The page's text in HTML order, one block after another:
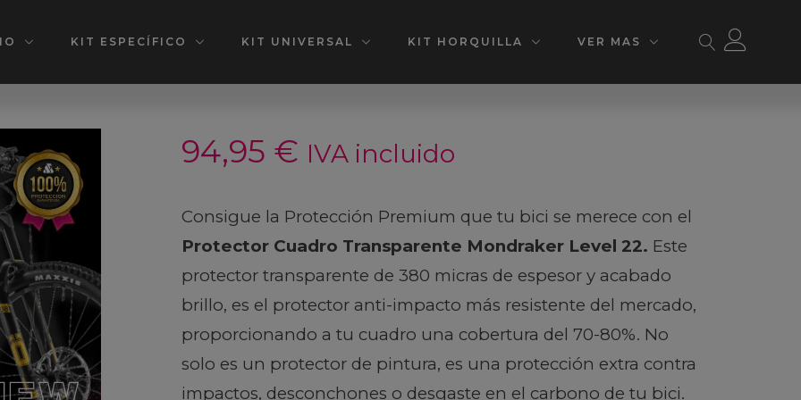
KIT ESPECÍFICO KIT UNIVERSAL KIT HORQUILLA VER MAS
94,95 € IVA incluido
Consigue la Protección Premium que tu bici se merece con el
Protector Cuadro Transparente Mondraker Level 22. Este
protector transparente de 380 micras de espesor y acabado
brillo, es el protector anti-impacto más resistente del mercado,
proporcionando a tu cuadro una cobertura del 70-80%. No
solo es un protector de pintura, es una protección extra contra
impactos, desconchones o desgaste en el carbono de tu bici.